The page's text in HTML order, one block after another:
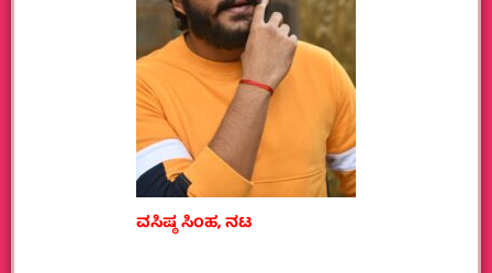
ವಸಿಷ್ಠ ಸಿಂಹ, ನಟ